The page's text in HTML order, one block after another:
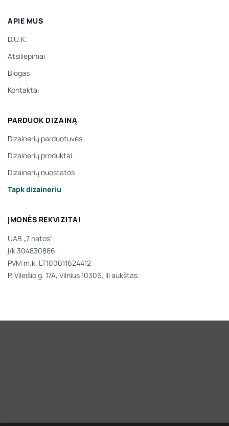
APIE MUS
D.U.K.
Atsiliepimai
Blogas
Kontaktai
PARDUOK DIZAINĄ
Dizainerių parduotuvės
Dizainerių produktai
Dizainerių nuostatos
Tapk dizaineriu
ĮMONĖS REKVIZITAI
UAB „7 natos“
Į/k 304830886
PVM m.k. LT100011624412
P. Vileišio g. 17A, Vilnius 10306, III aukštas